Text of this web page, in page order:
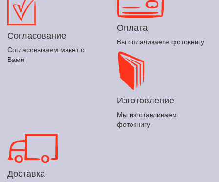
Согласование
Согласовываем макет с
Вами
Оплата
Вы оплачиваете фотокнигу
Изготовление
Мы изготавливаем
фотокнигу
Доставка